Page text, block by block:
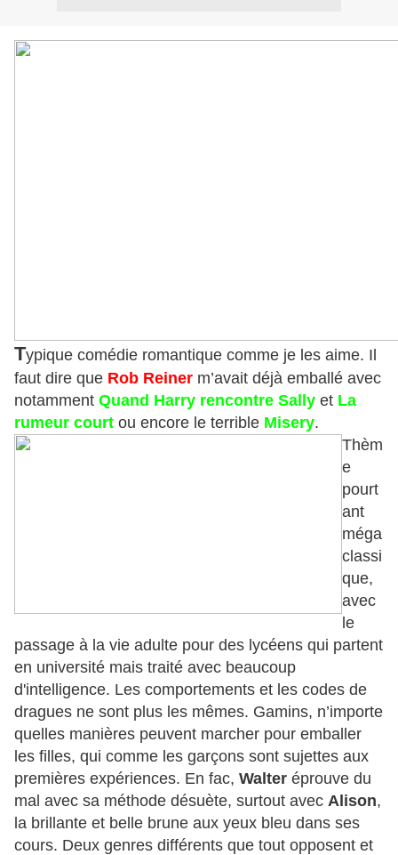
Typique comédie romantique comme je les aime. Il
faut dire que Rob Reiner m’avait déjà emballé avec
notamment Quand Harry rencontre Sally et La
rumeur court ou encore le terrible Misery.
Thèm
e
pourt
ant
méga
classi
que,
avec
le
passage à la vie adulte pour des lycéens qui partent
en université mais traité avec beaucoup
d'intelligence. Les comportements et les codes de
dragues ne sont plus les mêmes. Gamins, n’importe
quelles manières peuvent marcher pour emballer
les filles, qui comme les garçons sont sujettes aux
premières expériences. En fac, Walter éprouve du
mal avec sa méthode désuète, surtout avec Alison,
la brillante et belle brune aux yeux bleu dans ses
cours. Deux genres différents que tout opposent et